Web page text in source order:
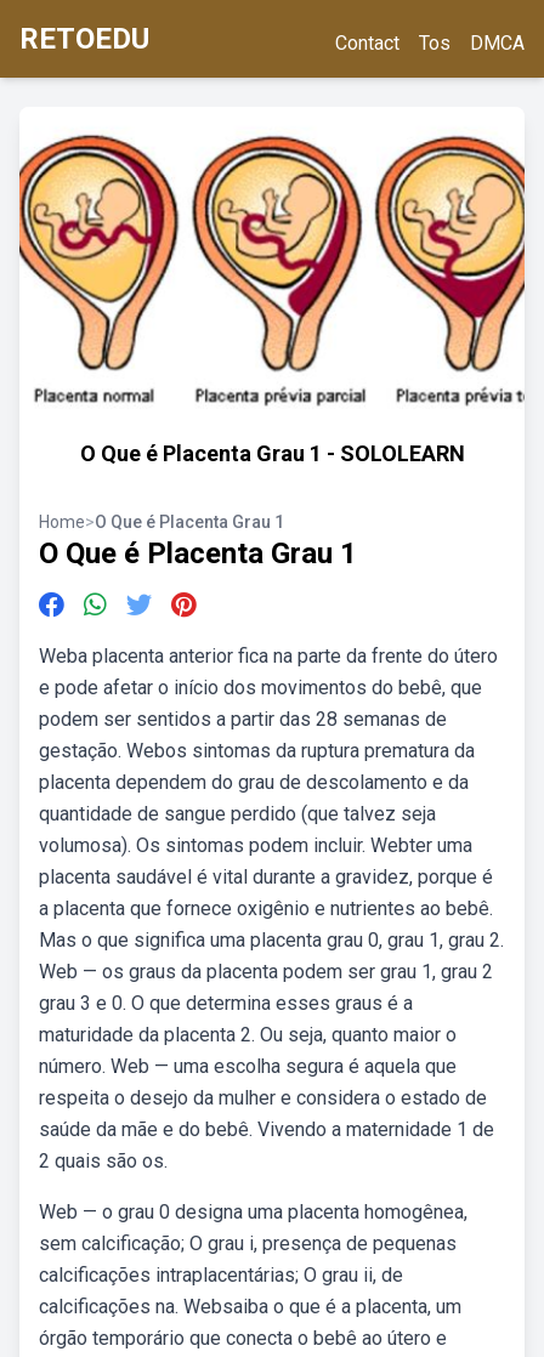
RETOEDU Contact Tos DMCA
O Que é Placenta Grau 1 - SOLOLEARN
Home>O Que é Placenta Grau 1
O Que é Placenta Grau 1
Weba placenta anterior fica na parte da frente do útero
e pode afetar o início dos movimentos do bebê, que
podem ser sentidos a partir das 28 semanas de
gestação. Webos sintomas da ruptura prematura da
placenta dependem do grau de descolamento e da
quantidade de sangue perdido (que talvez seja
volumosa). Os sintomas podem incluir. Webter uma
placenta saudável é vital durante a gravidez, porque é
a placenta que fornece oxigênio e nutrientes ao bebê.
Mas o que significa uma placenta grau 0, grau 1, grau 2.
Web — os graus da placenta podem ser grau 1, grau 2
grau 3 e 0. O que determina esses graus é a
maturidade da placenta 2. Ou seja, quanto maior o
número. Web — uma escolha segura é aquela que
respeita o desejo da mulher e considera o estado de
saúde da mãe e do bebê. Vivendo a maternidade 1 de
2 quais são os.
Web — o grau 0 designa uma placenta homogênea,
sem calcificação; O grau i, presença de pequenas
calcificações intraplacentárias; O grau ii, de
calcificações na. Websaiba o que é a placenta, um
órgão temporário que conecta o bebê ao útero e